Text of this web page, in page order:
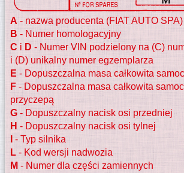
A - nazwa producenta (FIAT AUTO SPA)
B - Numer homologacyjny
C i D - Numer VIN podzielony na (C)
i (D) unikalny numer egzemplarza
E - Dopuszczalna masa całkowita
F - Dopuszczalna masa całkowita
przyczepą
G - Dopuszczalny nacisk osi przedniej
H - Dopuszczalny nacisk osi tylnej
- Typ silnika
L - Kod wersji nadwozia
M - Numer dla części zamiennych